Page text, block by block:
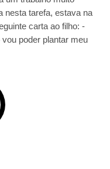
nesta tarefa, estava na
carta ao filho: -
poder plantar meu